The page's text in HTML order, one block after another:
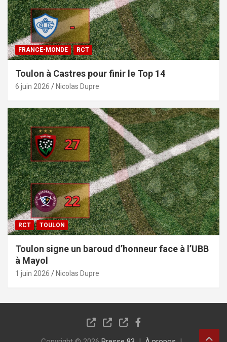
FRANCE-MONDE RCT
Toulon à Castres pour finir le Top 14
6 juin 2026 Nicolas Dupre
RCT TOULON
Toulon signe un baroud d’honneur face à l’UBB
à Mayol
1 juin 2026 Nicolas Dupre